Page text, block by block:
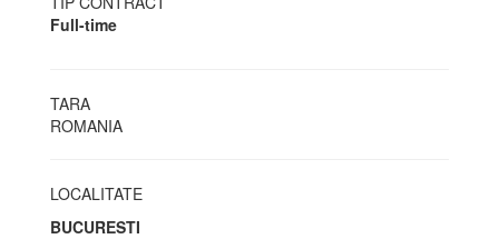
Full-time
TARA
ROMANIA
LOCALITATE
BUCURESTI